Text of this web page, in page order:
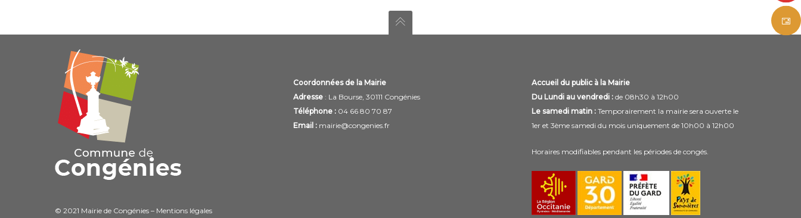
© 2021 Mairie de Congénies – Mentions légales
Coordonnées de la Mairie
Adresse: La Bourse, 30111 Congénies
Téléphone :04 66 80 70 87
Email : mairie@congenies.fr
Accueil du public à la Mairie
Du Lundi au vendredi :de 08h30 à 12h00
Le samedi matin :Temporairement la mairie sera ouverte le
1er et 3ème samedi du mois uniquement de 10h00 à 12h00
Horaires modifiables pendant les périodes de congés.